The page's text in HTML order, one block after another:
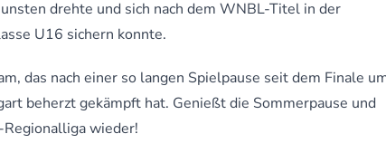
drehte und sich nach dem WNBL-Titel in der
U16 sichern konnte.
das nach einer so langen Spielpause seit dem Finale
beherzt gekämpft hat. Genießt die Sommerpause und
wieder!